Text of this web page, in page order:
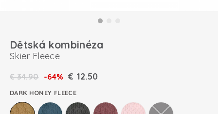
Dětská kombinéza
Skier Fleece
€34.90 -64% € 12.50
DARK HONEY FLEECE